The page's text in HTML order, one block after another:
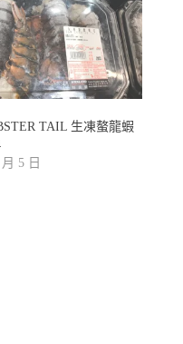
TAIL 生凍螯龍蝦
5 日